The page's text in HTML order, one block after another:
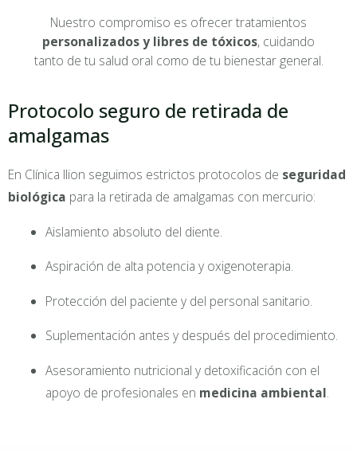
Nuestro compromiso es ofrecer tratamientos
personalizados y libres de tóxicos, cuidando
tanto de tu salud oral como de tu bienestar general.
Protocolo seguro de retirada de
amalgamas
En Clínica Ilion seguimos estrictos protocolos de seguridad
biológica para la retirada de amalgamas con mercurio:
Aislamiento absoluto del diente.
Aspiración de alta potencia y oxigenoterapia.
Protección del paciente y del personal sanitario.
Suplementación antes y después del procedimiento.
Asesoramiento nutricional y detoxificación con el
apoyo de profesionales en medicina ambiental.